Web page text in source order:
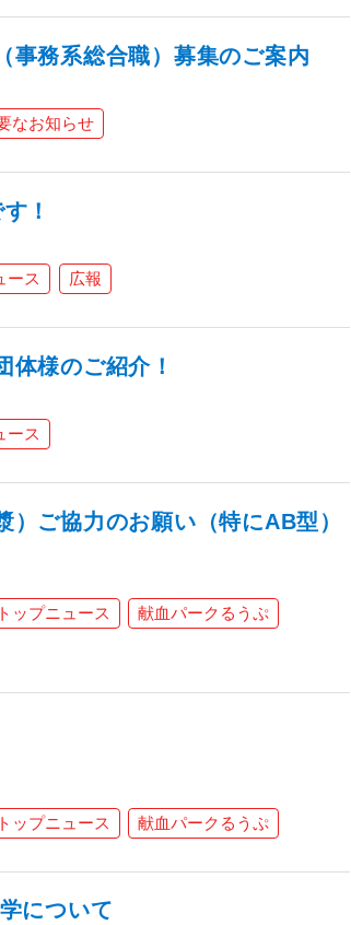
事務系総合職）募集のご案内
なお知らせ
！
ース 広報
体様のご紹介！
ース
ご協力のお願い（特にAB型）
トップニュース
献血パークるうぷ
トップニュース 献血パークるうぷ
について